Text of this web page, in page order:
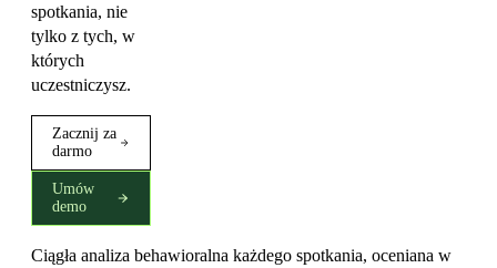
spotkania, nie
tylko z tych, w
których
uczestniczysz.
Zacznij za
darmo
Umów
demo
Ciągła analiza behawioralna każdego spotkania, oceniana w